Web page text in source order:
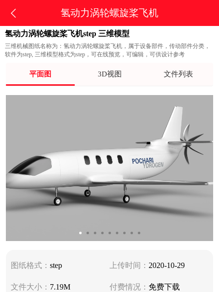
氢动力涡轮螺旋桨飞机
氢动力涡轮螺旋桨飞机step 三维模型
三维机械图纸名称为：氢动力涡轮螺旋桨飞机，属于设备部件，传动部件分类，
软件为step, 三维模型格式为step，可在线预览，可编辑，可供设计参考
平面图 3D视图 文件列表
图纸格式： step 上传时间： 2020-10-29
文件大小： 7.19M 付费情况： 免费下载